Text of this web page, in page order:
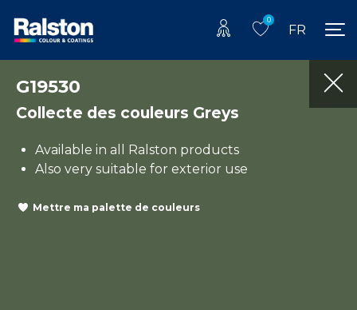
0
FR
G19530
Collecte des couleurs Greys
Available in all Ralston products
Also very suitable for exterior use
Mettre ma palette de couleurs